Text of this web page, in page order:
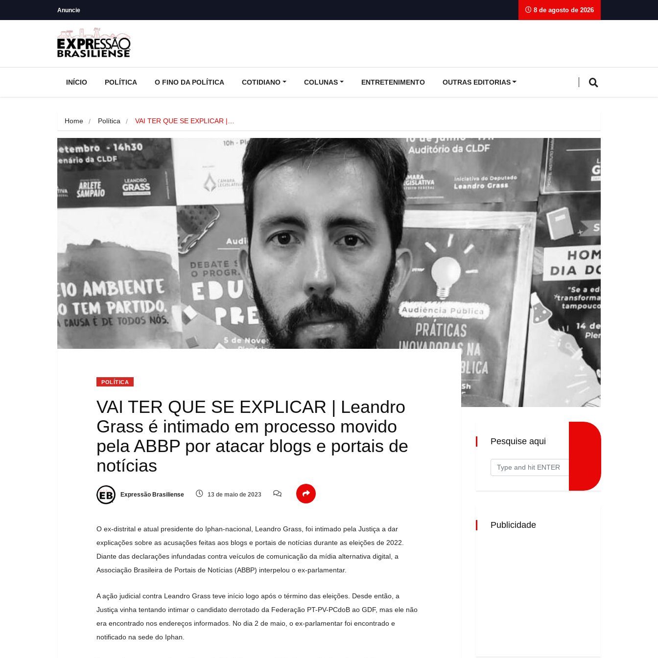
Anuncie 8 de agosto de 2026
INÍCIO POLÍTICA O FINO DA POLÍTICA COTIDIANO COLUNAS ENTRETENIMENTO OUTRAS EDITORIAS
Home Política VAI TER QUE SE EXPLICAR |…
POLÍTICA
VAI TER QUE SE EXPLICAR | Leandro
Grass é intimado em processo movido
pela ABBP por atacar blogs e portais de
notícias
Expressão Brasiliense 13 de maio de 2023
O ex-distrital e atual presidente do Iphan-nacional, Leandro Grass, foi intimado pela Justiça a dar
explicações sobre as acusações feitas aos blogs e portais de notícias durante as eleições de 2022.
Diante das declarações infundadas contra veículos de comunicação da mídia alternativa digital, a
Associação Brasileira de Portais de Notícias (ABBP) interpelou o ex-parlamentar.
A ação judicial contra Leandro Grass teve início logo após o término das eleições. Desde então, a
Justiça vinha tentando intimar o candidato derrotado da Federação PT-PV-PCdoB ao GDF, mas ele não
era encontrado nos endereços informados. No dia 2 de maio, o ex-parlamentar foi encontrado e
notificado na sede do Iphan.
Pesquise aqui
Publicidade